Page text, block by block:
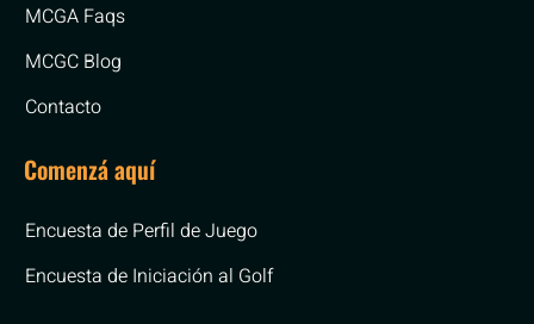
MCGA Faqs
MCGC Blog
Contacto
Comenzá aquí
Encuesta de Perfil de Juego
Encuesta de Iniciación al Golf